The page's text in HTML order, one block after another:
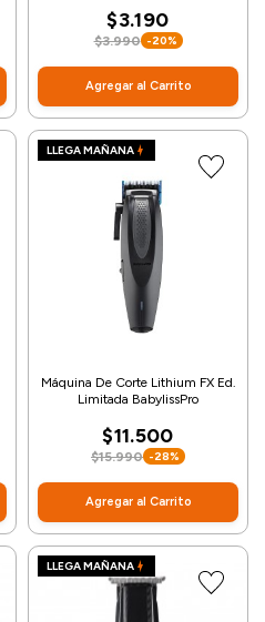
$3.190
$3.990 -20%
Agregar al Carrito
LLEGA MAÑANA
Máquina De Corte Lithium FX Ed.
Limitada BabylissPro
$11.500
$15.990 -28%
Agregar al Carrito
LLEGA MAÑANA